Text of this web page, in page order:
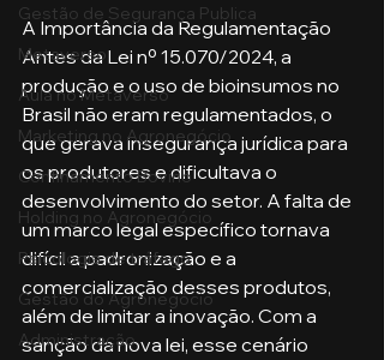
Gestão de Segurança Publica
Metaverso
Aula no Metaverso
Marketing no Agronegócio
Confinamento Bovino
Holding no Agronegócio
Psicologia de tráfego
Gestão do Agronegócio
Administração
A Importância da Regulamentação
Antes da Lei nº 15.070/2024, a
produção e o uso de bioinsumos no
Brasil não eram regulamentados, o
que gerava insegurança jurídica para
os produtores e dificultava o
desenvolvimento do setor. A falta de
um marco legal específico tornava
difícil a padronização e a
comercialização desses produtos,
além de limitar a inovação. Com a
sanção da nova lei, esse cenário